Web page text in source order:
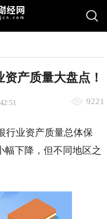
产质量大盘点！
9221
行业资产质量总体保
幅下降，但不同地区之